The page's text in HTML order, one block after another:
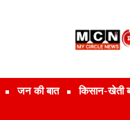
जन की बात किसान-खेती